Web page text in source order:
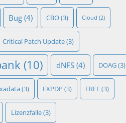
Bug (4) CBO(3) Cloud (2)
Critical Patch Update(3)
(10) dNFS (4) DOAG(3)
(3) EXPDP (3) FREE(3)
Lizenzfalle(3)